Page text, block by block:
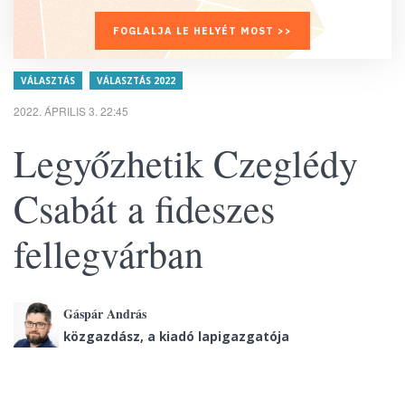
FOGLALJA LE HELYÉT MOST >>
VÁLASZTÁS VÁLASZTÁS 2022
2022. ÁPRILIS 3. 22:45
Legyőzhetik Czeglédy
Csabát a fideszes
fellegvárban
Gáspár András
közgazdász, a kiadó lapigazgatója